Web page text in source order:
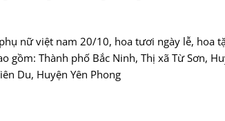
nữ việt nam 20/10, hoa tươi ngày lễ, hoa
Thành phố Bắc Ninh, Thị xã Từ Sơn,
Du, Huyện Yên Phong